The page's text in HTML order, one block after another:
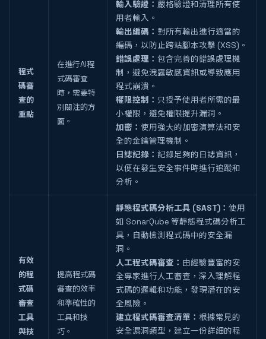
程式
碼審
查的
重點
在進行AI程
式碼審查
時，需要特
別關注的方
面。
輸入驗證： 嚴格驗證和清理所有使
用者輸入。
輸出編碼： 對所有輸出進行適當的
編碼，以防止跨站腳本攻擊 (XSS)。
錯誤處理： 包含完善的錯誤處理機
制，避免洩露敏感資訊或導致應用
程式崩潰。
權限控制： 只授予使用者所需的最
小權限，避免權限提升漏洞。
加密： 使用強大的加密演算法和安
全的金鑰管理機制。
日誌記錄： 記錄足夠的日誌資訊，
以便在發生安全事件時進行追蹤和
分析。
有效
的程
式碼
審查
工具
與技
提高程式碼
審查的效率
和準確性的
工具和技
巧。
靜態程式碼分析工具 (SAST)： 使用
如 SonarQube 等靜態程式碼分析工
具，自動檢測程式碼中的安全漏
洞。
人工程式碼審查： 由經驗豐富的安
全專家進行人工審查，深入理解程
式碼的邏輯和功能，發現潛在的安
全風險。
建立程式碼審查清單： 根據常見的
安全漏洞類型，建立一份詳細的程